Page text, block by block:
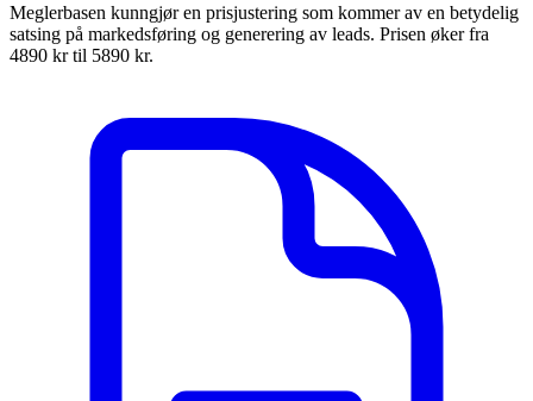
Meglerbasen kunngjør en prisjustering som kommer av en betydelig
satsing på markedsføring og generering av leads. Prisen øker fra
4890 kr til 5890 kr.